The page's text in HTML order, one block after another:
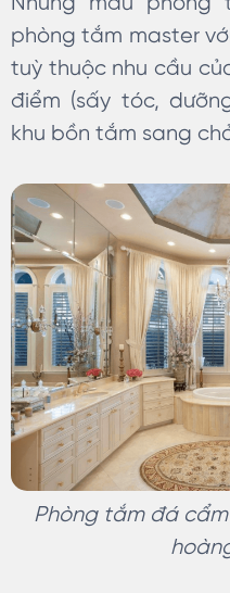
phòng tắm master
tuỳ thuộc nhu cầu
điểm (sấy tóc,
khu bồn tắm sang
Phòng tắm đá